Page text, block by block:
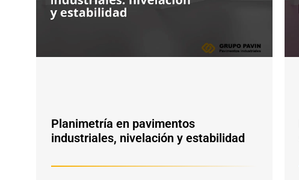
Planimetría en pavimentos
industriales, nivelación y estabilidad